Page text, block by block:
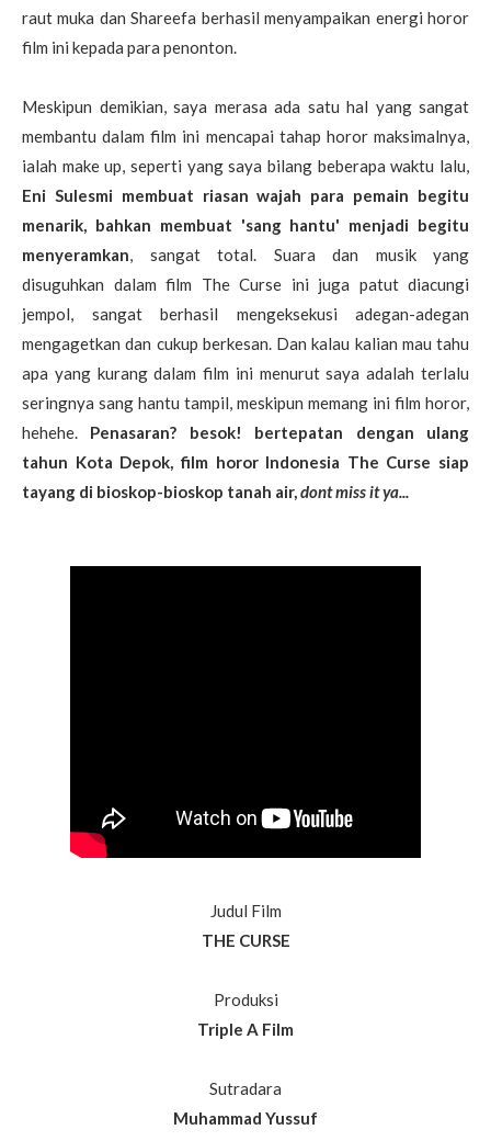
raut muka dan Shareefa berhasil menyampaikan energi horor
film ini kepada para penonton.
Meskipun demikian, saya merasa ada satu hal yang sangat
membantu dalam film ini mencapai tahap horor maksimalnya,
ialah make up, seperti yang saya bilang beberapa waktu lalu,
Eni Sulesmi membuat riasan wajah para pemain begitu
menarik, bahkan membuat 'sang hantu' menjadi begitu
menyeramkan, sangat total. Suara dan musik yang
disuguhkan dalam film The Curse ini juga patut diacungi
jempol, sangat berhasil mengeksekusi adegan-adegan
mengagetkan dan cukup berkesan. Dan kalau kalian mau tahu
apa yang kurang dalam film ini menurut saya adalah terlalu
seringnya sang hantu tampil, meskipun memang ini film horor,
hehehe. Penasaran? besok! bertepatan dengan ulang
tahun Kota Depok, film horor Indonesia The Curse siap
tayang di bioskop-bioskop tanah air,dont miss it ya...
Judul Film
THE CURSE
Produksi
Triple A Film
Sutradara
Muhammad Yussuf